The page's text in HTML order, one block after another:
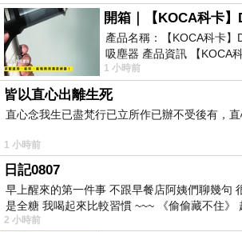
產品名稱：【KOCA科卡
吸塵器 產品資訊 【KOCA
線手持吸塵器評語： 能吸、
1 小時前
皆以直心出離生死
直心念我生已盡梵行已立所作已辦不受後有，直
1 小時前
日記0807
早上醒來的第一件事 不跟早餐店阿姨們聊幾句
是全糖 我喝起來比較習慣 ~~~ 《偷偷藏不住》
2 小時前